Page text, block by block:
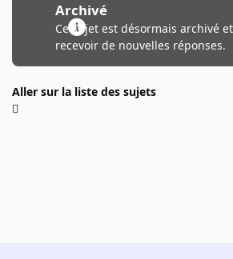
Archivé
Ce sujet est désormais archivé
recevoir de nouvelles réponses.
Aller sur la liste des sujets